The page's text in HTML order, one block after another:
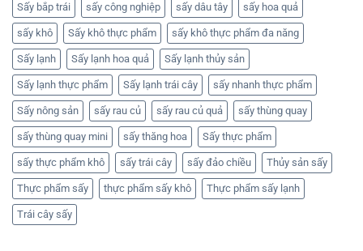
Sấy bắp trái sấy công nghiệp sấy dâu tây sấy hoa quả
sấy khô Sấy khô thực phẩm sấy khô thực phẩm đa năng
Sấy lạnh Sấy lạnh hoa quả Sấy lạnh thủy sản
Sấy lạnh thực phẩm Sấy lạnh trái cây sấy nhanh thực phẩm
Sấy nông sản sấy rau củ sấy rau củ quả sấy thùng quay
sấy thùng quay mini sấy thăng hoa Sấy thực phẩm
sấy thực phẩm khô sấy trái cây sấy đảo chiều Thủy sản sấy
Thực phẩm sấy thực phẩm sấy khô Thực phẩm sấy lạnh
Trái cây sấy